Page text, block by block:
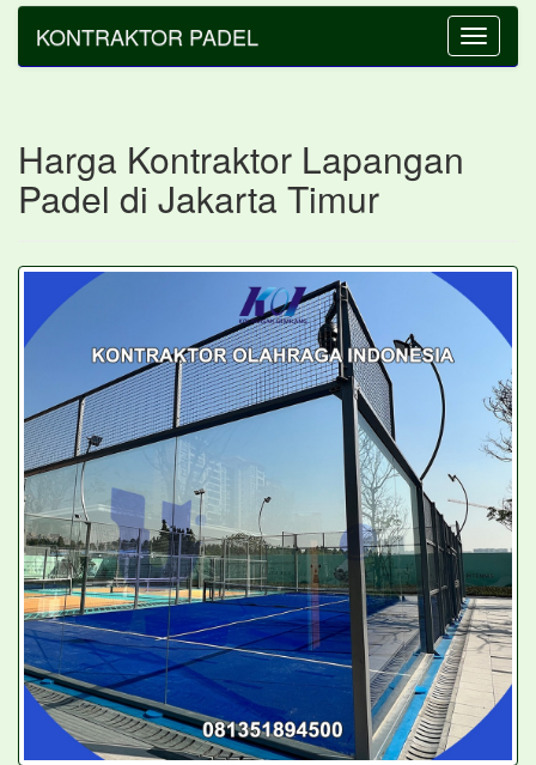
Toggle
KONTRAKTOR PADEL
Harga Kontraktor Lapangan
Padel di Jakarta Timur